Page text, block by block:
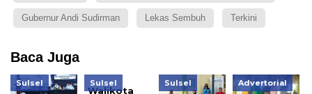
Gubernur Andi Sudirman Lekas Sembuh Terkini
Baca Juga
Sulsel Sulsel
Walikota
Sulsel Advertorial